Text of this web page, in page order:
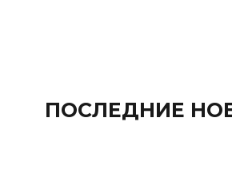
ПОСЛЕДНИЕ